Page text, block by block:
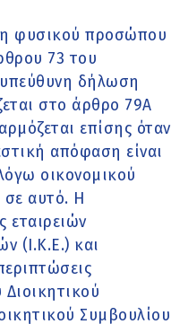
φυσικού προσώπου
73 του
δήλωση
στο άρθρο 79Α
επίσης όταν
απόφαση είναι
οικονομικού
αυτό. Η
(Ι.Κ.Ε.) και
Συμβουλίου